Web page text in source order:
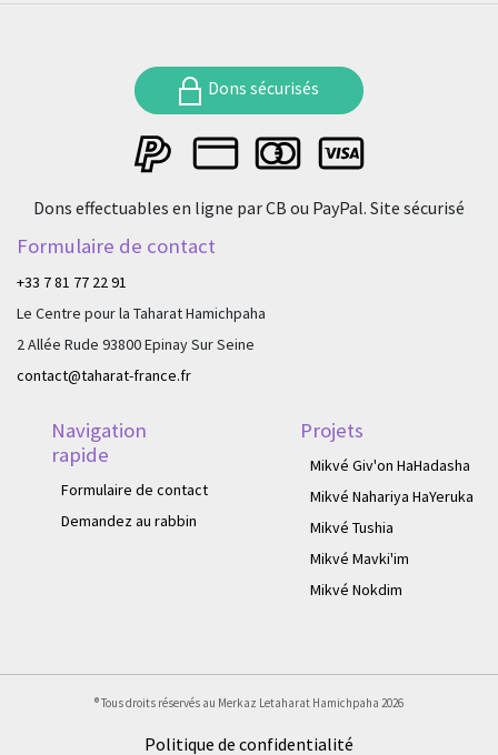
Navigation
rapide
Formulaire de contact
Demandez au rabbin
Projets
Mikvé Giv'on HaHadasha
Mikvé Nahariya HaYeruka
Mikvé Tushia
Mikvé Mavki'im
Mikvé Nokdim
Formulaire de contact
+33 7 81 77 22 91
Le Centre pour la Taharat Hamichpaha
2 Allée Rude 93800 Epinay Sur Seine
contact@taharat-france.fr
Dons sécurisés
Dons effectuables en ligne par CB ou PayPal. Site sécurisé
® Tous droits réservés au Merkaz Letaharat Hamichpaha 2026
Politique de confidentialité